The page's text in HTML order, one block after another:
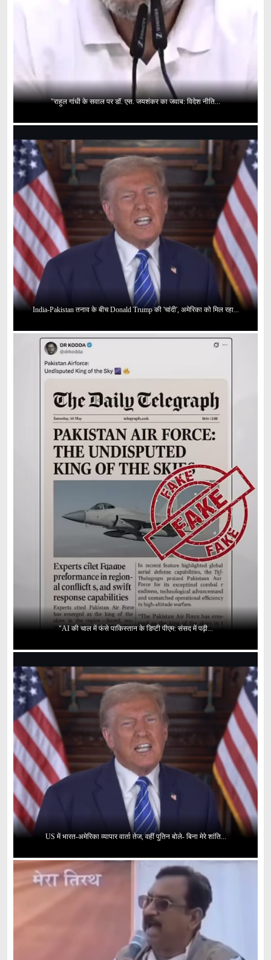
"राहुल गांधी के सवाल पर डॉ. एस. जयशंकर का जवाब: विदेश नीति...
India-Pakistan तनाव के बीच Donald Trump की 'चांदी', अमेरिका को मिल रहा...
"AI की चाल में फंसे पाकिस्तान के डिप्टी पीएम: संसद में पढ़ी...
US में भारत-अमेरिका व्यापार वार्ता तेज, वहीं पुतिन बोले- बिना मेरे शांति...